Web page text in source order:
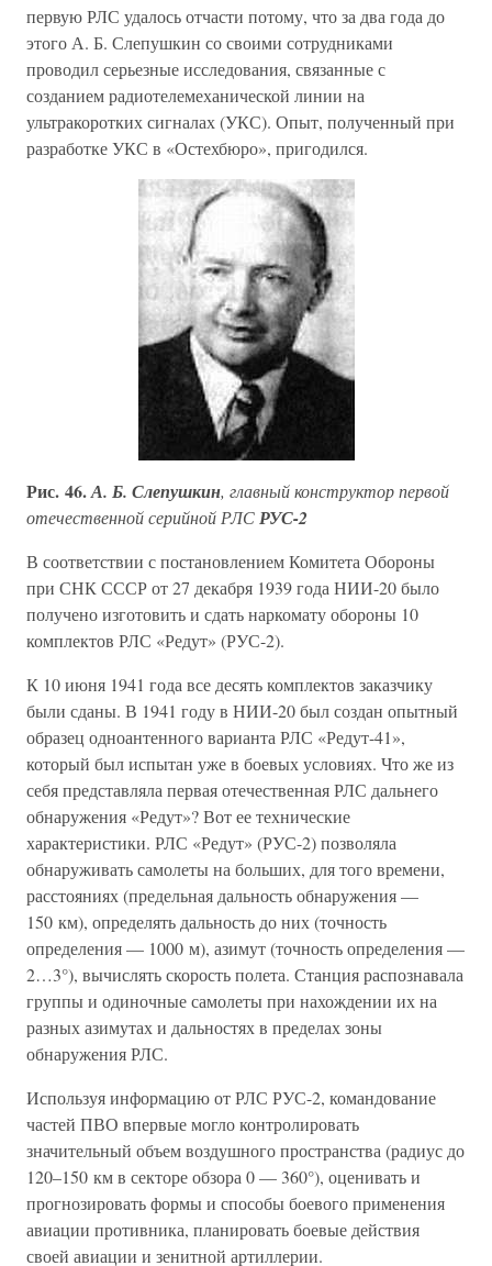
первую РЛС удалось отчасти потому, что за два года до
этого А. Б. Слепушкин со своими сотрудниками
проводил серьезные исследования, связанные с
созданием радиотелемеханической линии на
ультракоротких сигналах (УКС). Опыт, полученный при
разработке УКС в «Остехбюро», пригодился.
Рис. 46.А. Б. Слепушкин, главный конструктор первой
отечественной серийной РЛСРУС-2
В соответствии с постановлением Комитета Обороны
при СНК СССР от 27 декабря 1939 года НИИ-20 было
получено изготовить и сдать наркомату обороны 10
комплектов РЛС «Редут» (РУС-2).
К 10 июня 1941 года все десять комплектов заказчику
были сданы. В 1941 году в НИИ-20 был создан опытный
образец одноантенного варианта РЛС «Редут-41»,
который был испытан уже в боевых условиях. Что же из
себя представляла первая отечественная РЛС дальнего
обнаружения «Редут»? Вот ее технические
характеристики. РЛС «Редут» (РУС-2) позволяла
обнаруживать самолеты на больших, для того времени,
расстояниях (предельная дальность обнаружения —
150 км), определять дальность до них (точность
определения — 1000 м), азимут (точность определения —
2…3°), вычислять скорость полета. Станция распознавала
группы и одиночные самолеты при нахождении их на
разных азимутах и дальностях в пределах зоны
обнаружения РЛС.
Используя информацию от РЛС РУС-2, командование
частей ПВО впервые могло контролировать
значительный объем воздушного пространства (радиус до
120–150 км в секторе обзора 0 — 360°), оценивать и
прогнозировать формы и способы боевого применения
авиации противника, планировать боевые действия
своей авиации и зенитной артиллерии.